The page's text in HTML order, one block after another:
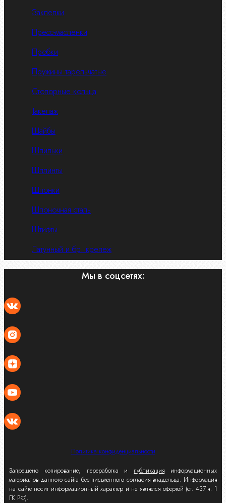
Заклепки
Пресс-масленки
Пробки
Пружины тарельчатые
Стопорные кольца
Такелаж
Шайбы
Шпильки
Шплинты
Шпонки
Шпоночная сталь
Штифты
Латунный и бр. крепеж
Мы в соцсетях:
Политика конфиденциальности
Запрещено копирование, переработка и публикация информационных
материалов данного сайта без письменного согласия владельца. Информация
на сайте носит информационный характер и не является офертой (ст. 437 ч. 1
ГК РФ).